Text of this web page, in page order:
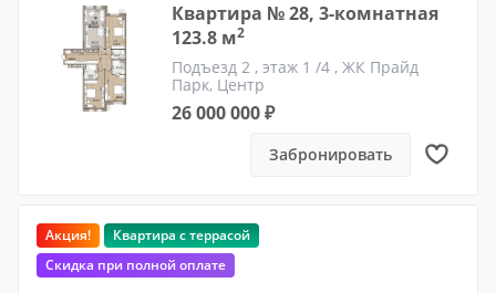
Квартира № 28, 3-комнатная
123.8 м2
Подъезд 2 , этаж 1 /4 , ЖК Прайд
Парк, Центр
26 000 000 ₽
Забронировать
Акция!
Квартира с террасой
Скидка при полной оплате